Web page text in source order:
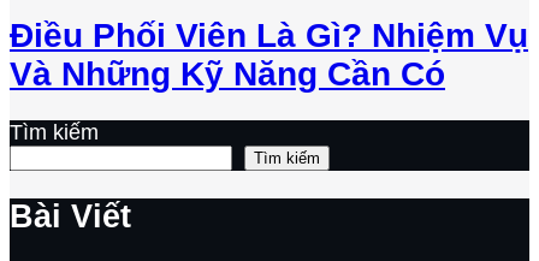
Điều Phối Viên Là Gì? Nhiệm Vụ
Và Những Kỹ Năng Cần Có
Tìm kiếm
Tìm kiếm
Bài Viết